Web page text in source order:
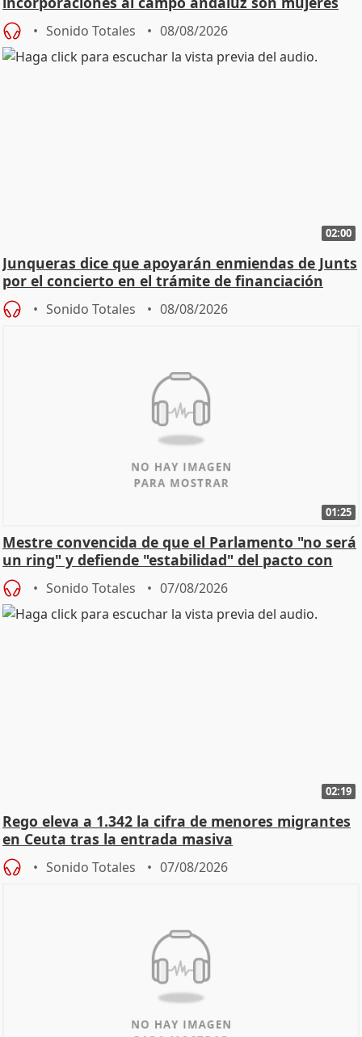
jóvenes
Sonido Totales 08/08/2026
02:00
Junqueras dice que apoyarán enmiendas de Junts
por el concierto en el trámite de financiación
Sonido Totales 08/08/2026
01:25
Mestre convencida de que el Parlamento "no será
un ring" y defiende "estabilidad" del pacto con
Vox
Sonido Totales 07/08/2026
02:19
Rego eleva a 1.342 la cifra de menores migrantes
en Ceuta tras la entrada masiva
Sonido Totales 07/08/2026